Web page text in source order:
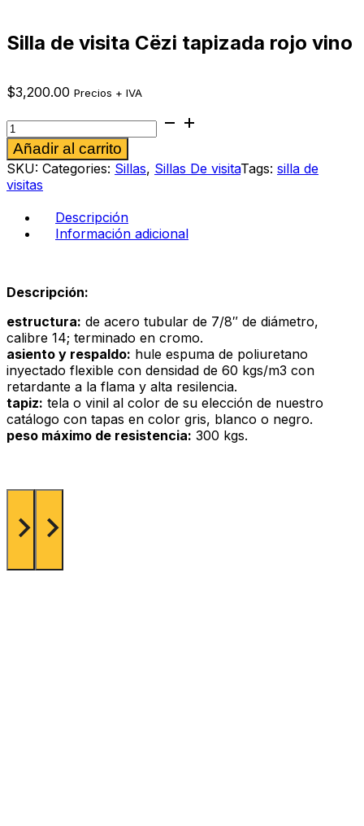
Silla de visita Cëzi tapizada rojo vino
$3,200.00 Precios + IVA
Silla
de
visita
Cëzi
tapizada
rojo
cantidad
Añadir al carrito
SKU: Categories: Sillas, Sillas De visitaTags: silla de
visitas
Descripción
Información adicional
Descripción:
estructura: de acero tubular de 7/8″ de diámetro,
calibre 14; terminado en cromo.
asiento y respaldo: hule espuma de poliuretano
inyectado flexible con densidad de 60 kgs/m3 con
retardante a la flama y alta resilencia.
tapiz: tela o vinil al color de su elección de nuestro
catálogo con tapas en color gris, blanco o negro.
peso máximo de resistencia: 300 kgs.